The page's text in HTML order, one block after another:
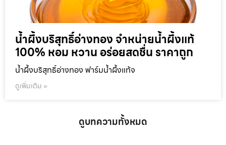
น้ำผึ้งบริสุทธิ์อ่างทอง จำหน่ายน้ำผึ้งแท้
100% หอม หวาน อร่อยสดชื่น ราคาถูก
น้ำผึ้งบริสุทธิ์อ่างทอง ฟาร์มน้ำผึ้งแท้จ
ดูเพิ่มเติม »
ดูบทความทั้งหมด